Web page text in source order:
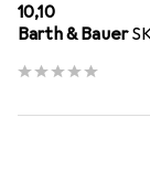
EUR
10,10
Barth & Bauer